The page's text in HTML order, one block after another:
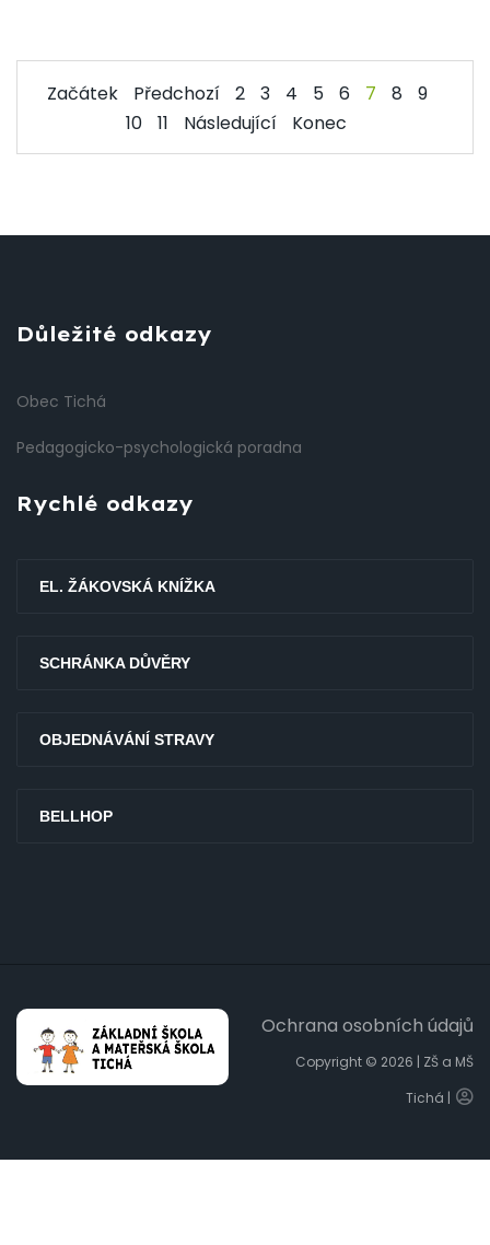
Začátek Předchozí 2 3 4 5 6 7 8
9
10
11 Následující Konec
Důležité odkazy
Obec Tichá
Pedagogicko-psychologická poradna
Rychlé odkazy
EL. ŽÁKOVSKÁ KNÍŽKA
SCHRÁNKA DŮVĚRY
OBJEDNÁVÁNÍ STRAVY
BELLHOP
Ochrana osobních údajů
Copyright © 2026 | ZŠ a MŠ
Tichá |